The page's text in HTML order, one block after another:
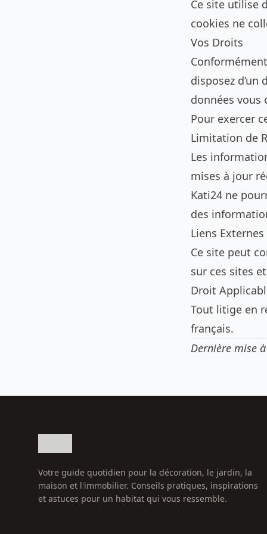
Ce site utilise
cookies ne
Vos Droits
disposez d’un
données vous
Pour exercer
Limitation de
Les
mises à jour
Kati24 ne
des
Liens Externes
Ce site peut
sur ces sites
Droit
Tout litige en
français.
Dernière mise
Votre guide quotidien pour la décoration, le jardin, la
maison et l'immobilier. Conseils pratiques, inspirations
et astuces pour un habitat qui vous ressemble.